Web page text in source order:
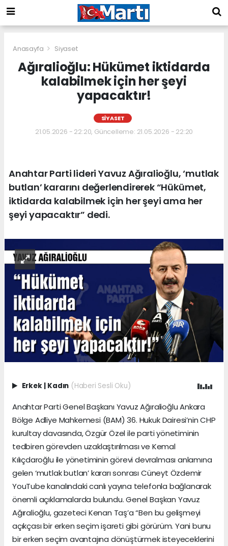
Anasayfa Siyaset
Ağıralioğlu: Hükümet iktidarda
kalabilmek için her şeyi
yapacaktır!
SIYASET
21.05.2026 - 22:20, Güncelleme: 21.05.2026 - 22:20
Anahtar Parti lideri Yavuz Ağıralioğlu, ‘mutlak
butlan’ kararını değerlendirerek “Hükümet,
iktidarda kalabilmek için her şeyi ama her
şeyi yapacaktır” dedi.
Erkek | Kadın (Haberi Sesli Oku)
Anahtar Parti Genel Başkanı Yavuz Ağıralioğlu Ankara
Bölge Adliye Mahkemesi (BAM) 36. Hukuk Dairesi’nin CHP
kurultay davasında, Özgür Özel ile parti yönetiminin
tedbiren görevden uzaklaştırılması ve Kemal
Kılıçdaroğlu ile yönetiminin görevi devralması anlamına
gelen ‘mutlak butlan’ kararı sonrası Cüneyt Özdemir
YouTube kanalındaki canlı yayına telefonla bağlanarak
önemli açıklamalarda bulundu. Genel Başkan Yavuz
Ağıralioğlu, gazeteci Kenan Taş’a “Ben bu gelişmeyi
açıkçası bir erken seçim işareti gibi görürüm. Yani bunu
bir erken seçim avantajına dönüştürmek isteyeceklerini